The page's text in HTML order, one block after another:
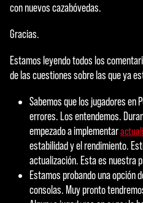
con nuevos cazabóvedas.
Gracias.
Estamos leyendo todos los
de las cuestiones sobre las que ya
Sabemos que los jugadores en
errores. Los entendemos.
empezado a implementar
estabilidad y el rendimiento.
actualización. Esta es nuestra
Estamos probando una opción
consolas. Muy pronto